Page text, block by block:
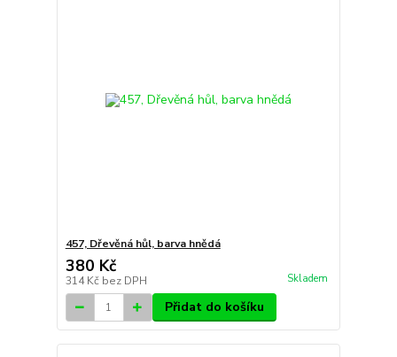
457, Dřevěná hůl, barva hnědá
380 Kč
314 Kč bez DPH Skladem
Přidat do košíku